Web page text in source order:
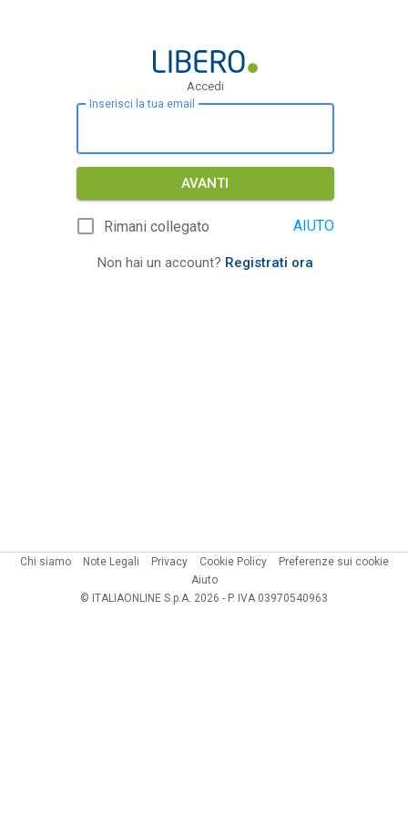
Accedi
Inserisci la tua email
AVANTI
Rimani collegato AIUTO
Non hai un account? Registrati ora
Chi siamo Note Legali Privacy Cookie Policy
Preferenze sui cookie
Aiuto
© ITALIAONLINE S.p.A. 2026 - P. IVA 03970540963